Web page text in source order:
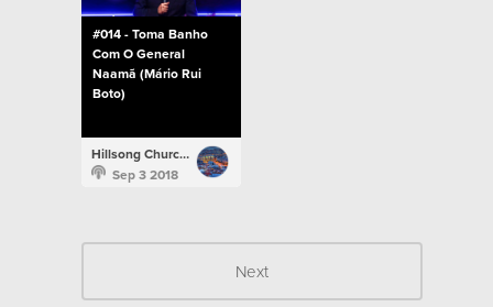
#014 - Toma Banho
Com O General
Naamã (Mário Rui
Boto)
Hillsong Church Portugal
Sep 3 2018
Next